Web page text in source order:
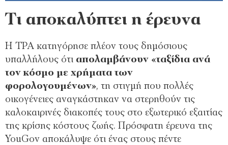
Τι αποκαλύπτει η έρευνα
Η TPA κατηγόρησε πλέον τους δημόσιους
υπαλλήλους ότι απολαμβάνουν «ταξίδια ανά
τον κόσμο με χρήματα των
φορολογουμένων», τη στιγμή που πολλές
οικογένειες αναγκάστηκαν να στερηθούν τις
καλοκαιρινές διακοπές τους στο εξωτερικό εξαιτίας
της κρίσης κόστους ζωής. Πρόσφατη έρευνα της
YouGov αποκάλυψε ότι ένας στους πέντε